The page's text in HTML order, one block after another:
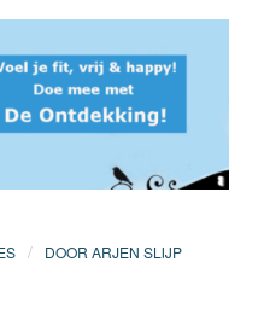
/ DOOR ARJEN SLIJP